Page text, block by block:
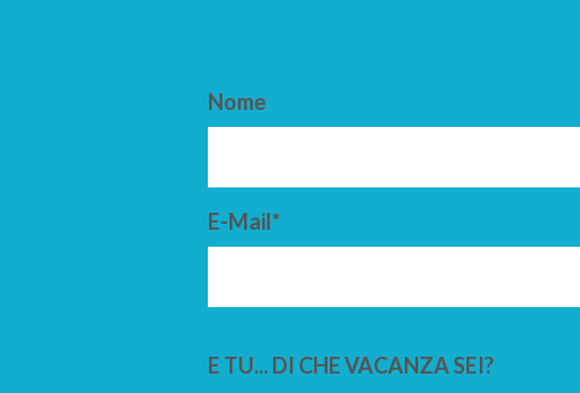
Nome
E-Mail*
E TU... DI CHE VACANZA SEI?